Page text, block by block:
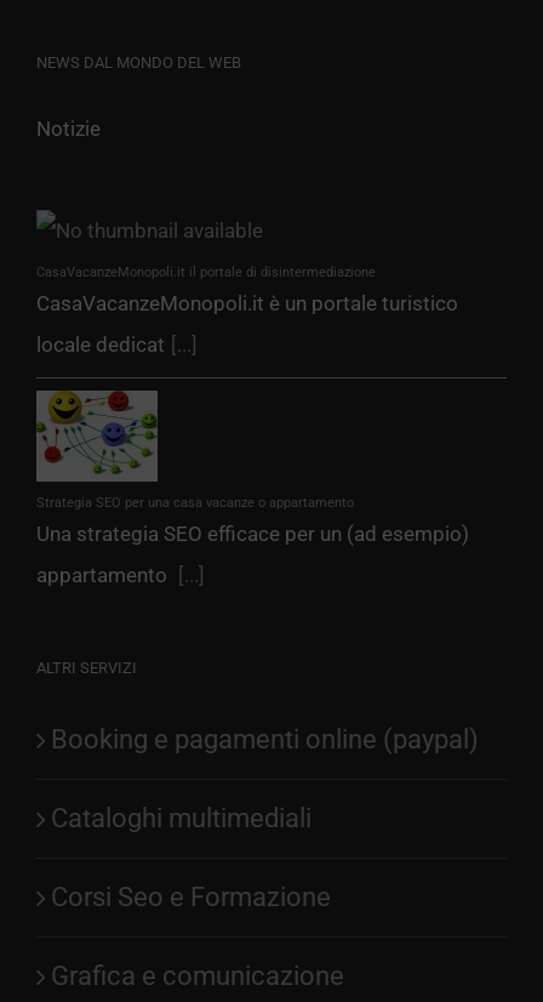
NEWS DAL MONDO DEL WEB
Notizie
CasaVacanzeMonopoli.it il portale di disintermediazione
CasaVacanzeMonopoli.it è un portale turistico
locale dedicat [...]
Strategia SEO per una casa vacanze o appartamento
Una strategia SEO efficace per un (ad esempio)
appartamento
[...]
ALTRI SERVIZI
Booking e pagamenti online (paypal)
Cataloghi multimediali
Corsi Seo e Formazione
Grafica e comunicazione